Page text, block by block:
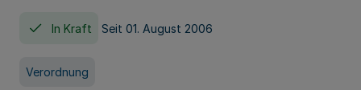
In Kraft Seit 01. August 2006
Verordnung